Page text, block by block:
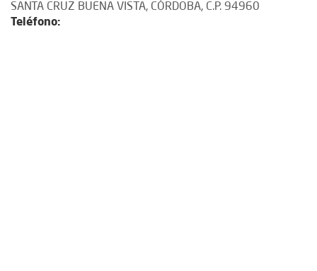
SANTA CRUZ BUENA VISTA, CÓRDOBA, C.P. 94960
Teléfono: